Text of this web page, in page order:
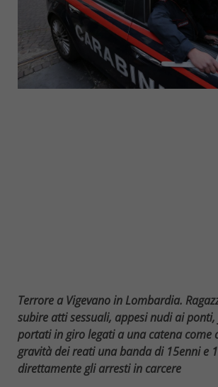
Terrore a Vigevano in Lombardia.
subire atti sessuali, appesi nudi ai
portati in giro legati a una catena come
gravità dei reati una banda di 15enni e
direttamente gli arresti in carcere